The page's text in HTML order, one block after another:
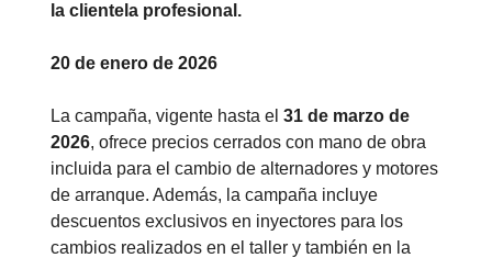
la clientela profesional.
20 de enero de 2026
La campaña, vigente hasta el 31 de marzo de
2026, ofrece precios cerrados con mano de obra
incluida para el cambio de alternadores y motores
de arranque. Además, la campaña incluye
descuentos exclusivos en inyectores para los
cambios realizados en el taller y también en la